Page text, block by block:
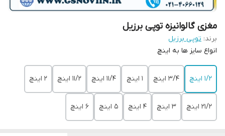
مغزی گالوانیزه توپی برزیل
برند: توپی برزیل
انواع سایز ها به اینچ
1/2 اینچ 3/4 اینچ 1 اینچ 11/4 اینچ 11/2 اینچ 2 اینچ
21/2 اینچ 3 اینچ 4 اینچ 5 اینچ 6 اینچ